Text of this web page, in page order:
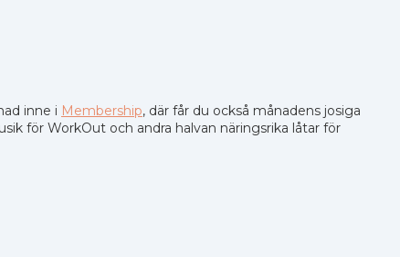
inne i Membership, där får du också månadens josiga
för WorkOut och andra halvan näringsrika låtar för